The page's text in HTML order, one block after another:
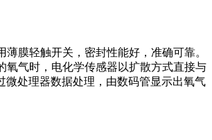
膜轻触开关，密封性能好，准确可靠。
氧气时，电化学传感器以扩散方式直接与
处理器数据处理，由数码管显示出氧气